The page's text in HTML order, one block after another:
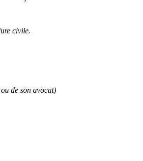
civile.
de son avocat)